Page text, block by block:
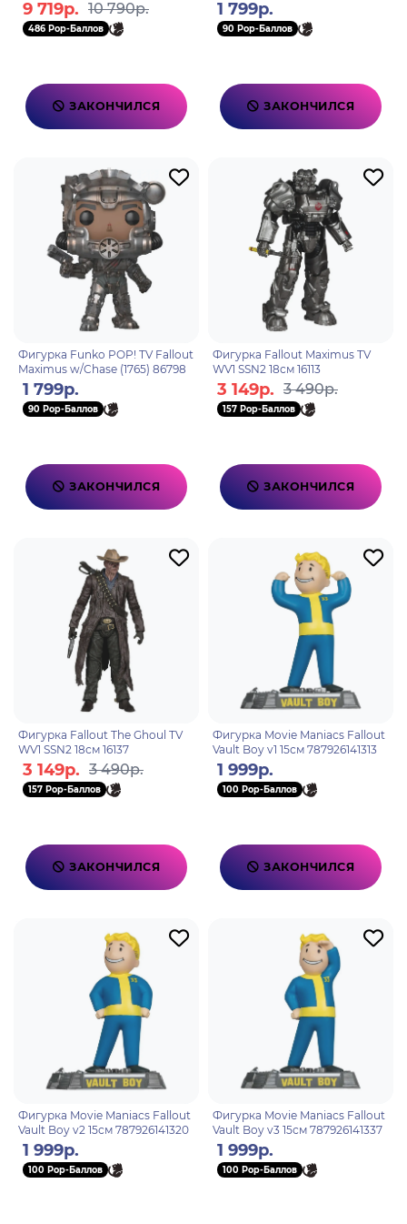
Boy 4PK 15см 140972
9 719р. 10 790р.
486 Pop-Баллов
ЗАКОНЧИЛСЯ
1 799р.
90 Pop-Баллов
ЗАКОНЧИЛСЯ
Фигурка Funko POP! TV Fallout
Maximus w/Chase (1765) 86798
1 799р.
90 Pop-Баллов
ЗАКОНЧИЛСЯ
Фигурка Fallout Maximus TV
WV1 SSN2 18см 16113
3 149р. 3 490р.
157 Pop-Баллов
ЗАКОНЧИЛСЯ
Фигурка Fallout The Ghoul TV
WV1 SSN2 18см 16137
3 149р. 3 490р.
157 Pop-Баллов
ЗАКОНЧИЛСЯ
Фигурка Movie Maniacs Fallout
Vault Boy v1 15см 787926141313
1 999р.
100 Pop-Баллов
ЗАКОНЧИЛСЯ
Фигурка Movie Maniacs Fallout
Vault Boy v2 15см 787926141320
1 999р.
100 Pop-Баллов
Фигурка Movie Maniacs Fallout
Vault Boy v3 15см 787926141337
1 999р.
100 Pop-Баллов